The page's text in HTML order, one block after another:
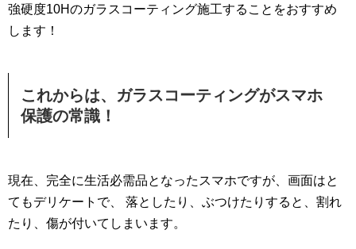
強硬度10Hのガラスコーティング施工することをおすすめ
します！
これからは、ガラスコーティングがスマホ
保護の常識！
現在、完全に生活必需品となったスマホですが、画面はと
てもデリケートで、 落としたり、ぶつけたりすると、割れ
たり、傷が付いてしまいます。